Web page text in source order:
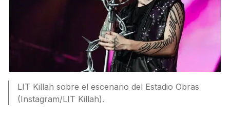
LIT Killah sobre el escenario del Estadio Obras
(Instagram/LIT Killah).